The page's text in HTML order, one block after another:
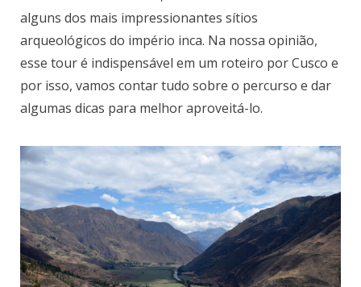
alguns dos mais impressionantes sítios
arqueológicos do império inca. Na nossa opinião,
esse tour é indispensável em um roteiro por Cusco e
por isso, vamos contar tudo sobre o percurso e dar
algumas dicas para melhor aproveitá-lo.